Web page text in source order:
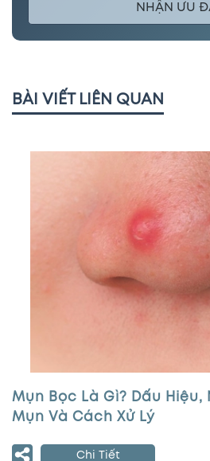
NHẬN ƯU
BÀI VIẾT LIÊN QUAN
Mụn Bọc Là Gì? Dấu
Mụn Và Cách Xử Lý
Chi Tiết